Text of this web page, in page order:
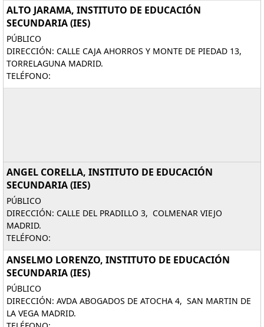
ALTO JARAMA, INSTITUTO DE EDUCACIÓN
SECUNDARIA (IES)
PÚBLICO
DIRECCIÓN: CALLE CAJA AHORROS Y MONTE DE PIEDAD 13,
TORRELAGUNA MADRID.
TELÉFONO:
ANGEL CORELLA, INSTITUTO DE EDUCACIÓN
SECUNDARIA (IES)
PÚBLICO
DIRECCIÓN: CALLE DEL PRADILLO 3, COLMENAR VIEJO
MADRID.
TELÉFONO:
ANSELMO LORENZO, INSTITUTO DE EDUCACIÓN
SECUNDARIA (IES)
PÚBLICO
DIRECCIÓN: AVDA ABOGADOS DE ATOCHA 4, SAN MARTIN DE
LA VEGA MADRID.